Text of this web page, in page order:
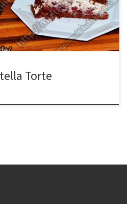
Eier und Zucker vermischen. Nun
Torte